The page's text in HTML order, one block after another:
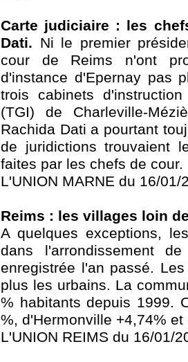
Carte judiciaire : les
Dati. Ni le premier
cour de Reims n'ont
d'instance d'Epernay pas
trois cabinets
(TGI) de Charleville-
Rachida Dati a pourtant
de juridictions trouvaient
faites par les chefs de cour.
L'UNION MARNE du 16/01/
Reims : les villages loin
A quelques exceptions,
dans l'arrondissement
enregistrée l'an passé.
plus les urbains. La
% habitants depuis 1999.
%, d'Hermonville +4,74%
L'UNION REIMS du 16/01/